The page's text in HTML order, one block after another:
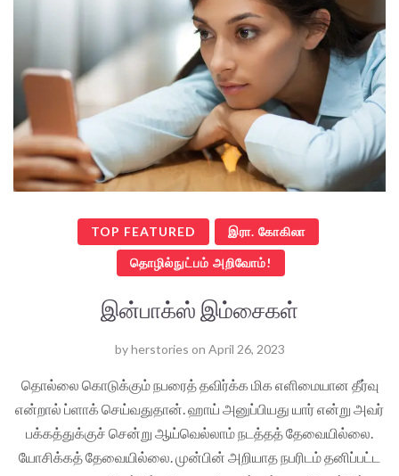
TOP FEATURED இரா. கோகிலா
தொழில்நுட்பம் அறிவோம்!
இன்பாக்ஸ் இம்சைகள்
byherstories on April 26, 2023
தொல்லை கொடுக்கும் நபரைத் தவிர்க்க மிக எளிமையான தீர்வு
என்றால் ப்ளாக் செய்வதுதான். ஹாய் அனுப்பியது யார் என்று அவர்
பக்கத்துக்குச் சென்று ஆய்வெல்லாம் நடத்தத் தேவையில்லை.
யோசிக்கத் தேவையில்லை. முன்பின் அறியாத நபரிடம் தனிப்பட்ட